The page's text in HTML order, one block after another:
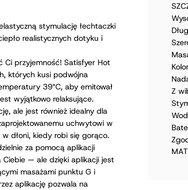
stymulację łechtaczki
realistycznych dotyku i
Ci przyjemność! Satisfyer Hot
których kusi podwójna
39°C, aby emitował
wyjątkowo relaksujące.
ale jest również idealny dla
uchwytowi w
dłoni, kiedy robi się gorąco.
za pomocą aplikacji
— ale dzięki aplikacji jest
masażami punktu G i
aplikację pozwala na
Z